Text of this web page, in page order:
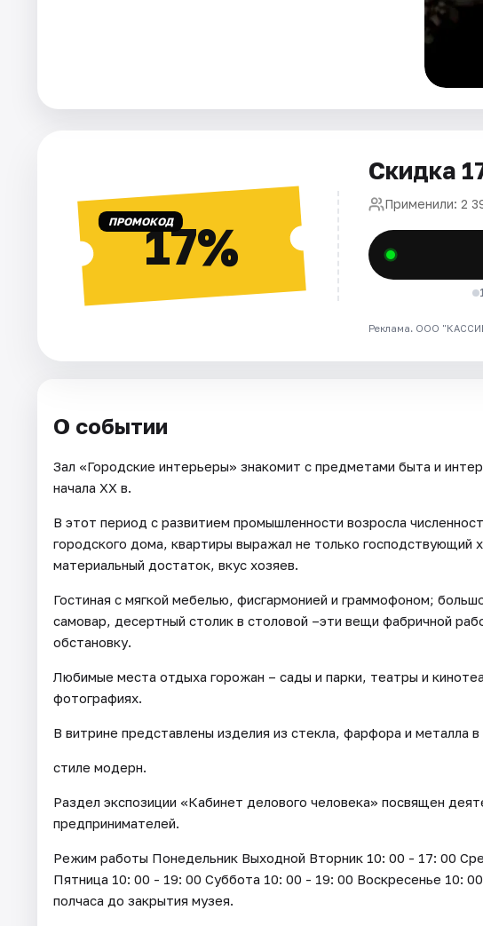
ПРОМОКОД17%
Скидка
Применили: 2
Реклама. ООО
О событии
Зал «Городские интерьеры» знакомит с предметами быта и
начала XX в.
В этот период с развитием промышленности возросла
городского дома, квартиры выражал не только господствующий
материальный достаток, вкус хозяев.
Гостиная с мягкой мебелью, фисгармонией и граммофоном;
самовар, десертный столик в столовой –эти вещи фабричной
обстановку.
Любимые места отдыха горожан – сады и парки, театры и
фотографиях.
В витрине представлены изделия из стекла, фарфора и металла в
стиле модерн.
Раздел экспозиции «Кабинет делового человека» посвящен
предпринимателей.
Режим работы Понедельник Выходной Вторник 10: 00 - 17: 00
Пятница 10: 00 - 19: 00 Суббота 10: 00 - 19: 00 Воскресенье 10:
полчаса до закрытия музея.